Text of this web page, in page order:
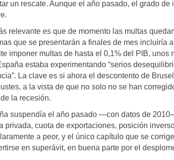
un rescate. Aunque el año pasado, el grado
relevante es que de momento las multas
que se presentarán a finales de mes incluiría
imponer multas de hasta el 0,1% del PIB,
estaba experimentando “serios
La clave es si ahora el descontento de
a la vista de que no solo no se han
la recesión.
suspendía el año pasado —con datos de
privada, cuota de exportaciones, posición
a peor, y el único capítulo que se
en superávit, en buena parte por el